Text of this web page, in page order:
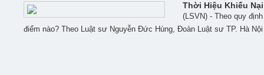
Thời Hiệu Khiếu
(LSVN) - Theo quy
điểm nào? Theo Luật sư Nguyễn Đức Hùng, Đoàn Luật sư TP. Hà